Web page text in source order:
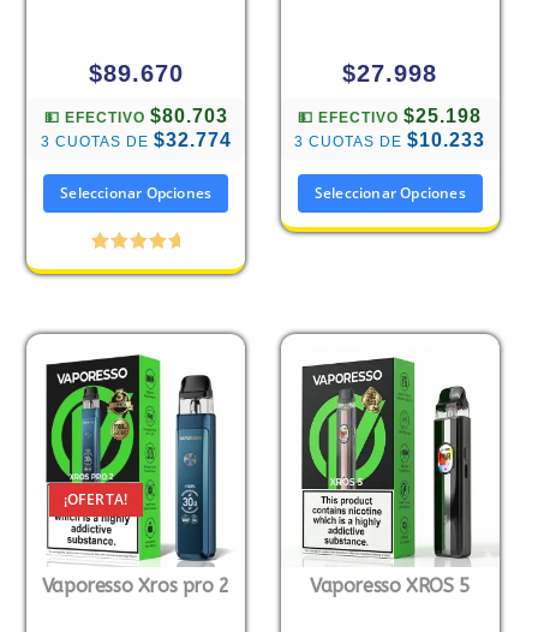
$89.670
💵 EFECTIVO $80.703
3 CUOTAS DE $32.774
Seleccionar Opciones
Valorado
$27.998
💵 EFECTIVO$25.198
3 CUOTAS DE$10.233
Seleccionar Opciones
¡OFERTA!
Vaporesso Xros pro 2 Vaporesso XROS 5